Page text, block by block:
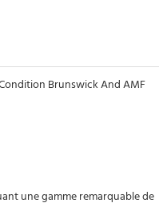
une gamme remarquable de